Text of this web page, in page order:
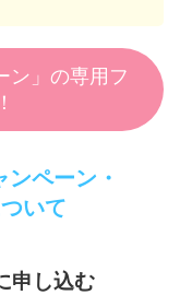
ン」の専用フ
ンペーン・
いて
申し込む